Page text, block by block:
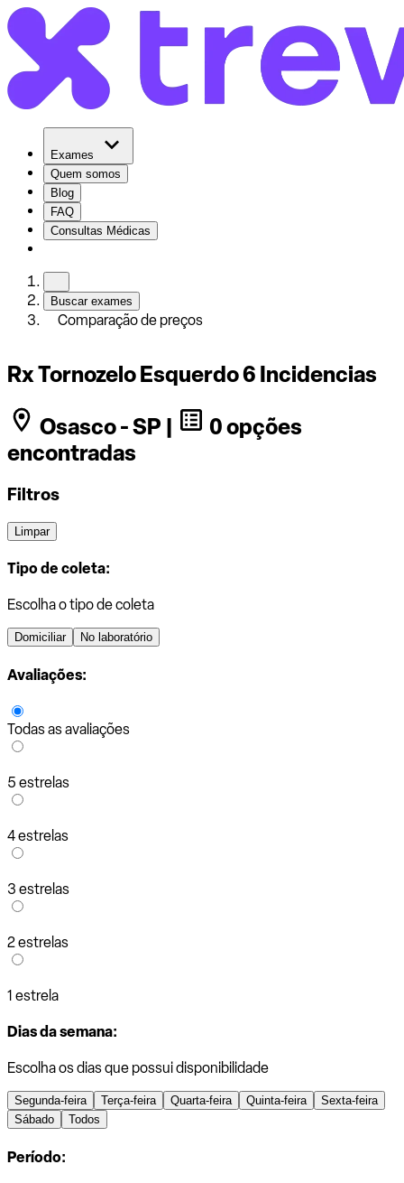
Exames
Quem somos
Blog
FAQ
Consultas Médicas
Buscar exames
Comparação de preços
Rx Tornozelo Esquerdo 6 Incidencias
Osasco - SP |
0 opções
encontradas
Filtros
Limpar
Tipo de coleta:
Escolha o tipo de coleta
Domiciliar No laboratório
Avaliações:
Todas as avaliações
5 estrelas
4 estrelas
3 estrelas
2 estrelas
1 estrela
Dias da semana:
Escolha os dias que possui disponibilidade
Segunda-feira Terça-feira Quarta-feira Quinta-feira
Sexta-feira
Sábado
Todos
Período: